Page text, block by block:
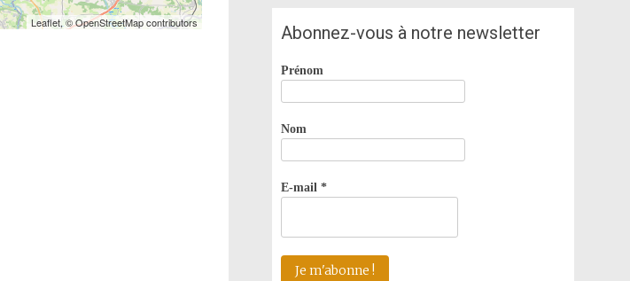
Leaflet, © OpenStreetMap contributors Abonnez-vous à notre newsletter
Prénom
Nom
E-mail *